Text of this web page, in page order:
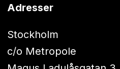
Adresser
Stockholm
c/o Metropole